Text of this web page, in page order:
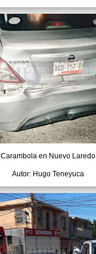
Carambola en Nuevo Laredo
Autor: Hugo Teneyuca